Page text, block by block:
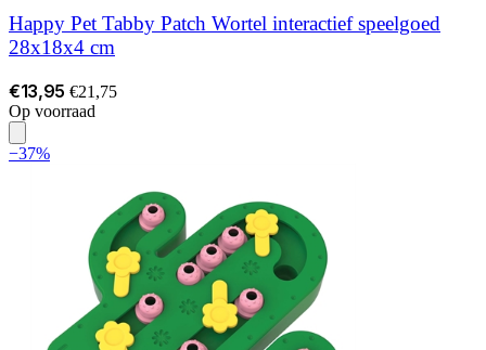
Happy Pet Tabby Patch Wortel interactief speelgoed
28x18x4 cm
€13,95 €21,75
Op voorraad
−37%